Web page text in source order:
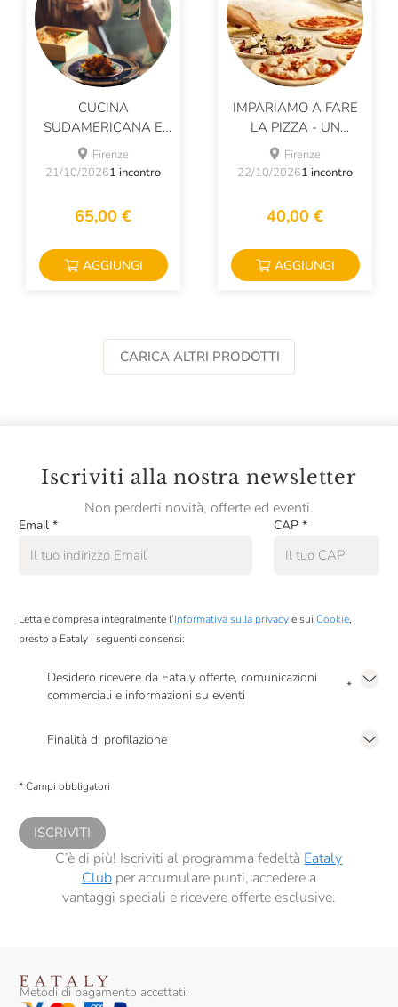
CUCINA
SUDAMERICANA E
MOJITO
Firenze
21/10/20261 incontro
65,00 €
AGGIUNGI
IMPARIAMO A FARE
LA PIZZA - UN
POMERIGGIO DA
PIZZAIOLO
Firenze
22/10/20261 incontro
40,00 €
AGGIUNGI
CARICA ALTRI PRODOTTI
Iscriviti alla nostra newsletter
Non perderti novità, offerte ed eventi.
Email * CAP *
Letta e compresa integralmente l’Informativa sulla privacye sui Cookie,
presto a Eataly i seguenti consensi:
Desidero ricevere da Eataly offerte, comunicazioni
commerciali e informazioni su eventi
*
Finalità di profilazione
comunicazioni commerciali personalizzate, in caso di consenso prestato ai
* Campi obbligatori
ISCRIVITI
C’è di più! Iscriviti al programma fedeltà Eataly
Clubper accumulare punti, accedere a
vantaggi speciali e ricevere offerte esclusive.
Metodi di pagamento accettati: